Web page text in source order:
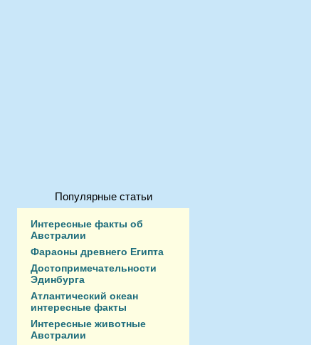
Популярные статьи
Интересные факты об
Австралии
Фараоны древнего Египта
Достопримечательности
Эдинбурга
Атлантический океан
интересные факты
Интересные животные
Австралии